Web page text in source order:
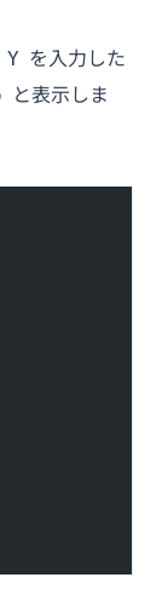
Y を入力した
と表示しま